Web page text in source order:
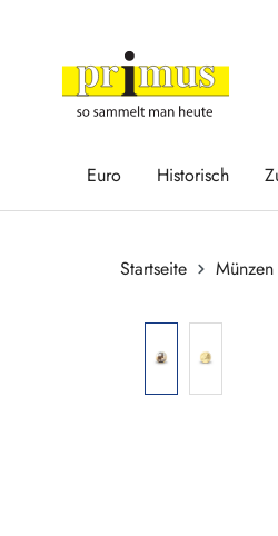
Euro Historisch
Startseite Münzen